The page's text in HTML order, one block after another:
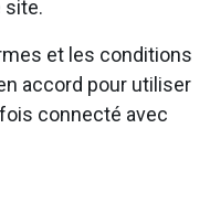
site.
et les conditions
accord pour utiliser
connecté avec